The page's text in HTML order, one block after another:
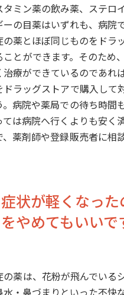
ミン薬の飲み薬、ステロ
ーの目薬はいずれも、病院
の薬とほぼ同じものをドラ
ことができます。そのため
治療ができているのであれ
ドラッグストアで購入して
。病院や薬局での待ち時間
ては病院へ行くよりも安く
、薬剤師や登録販売者に相
症状が軽くなった
をやめてもいいで
薬は、花粉が飛んでいる
水・鼻づまりといった不快